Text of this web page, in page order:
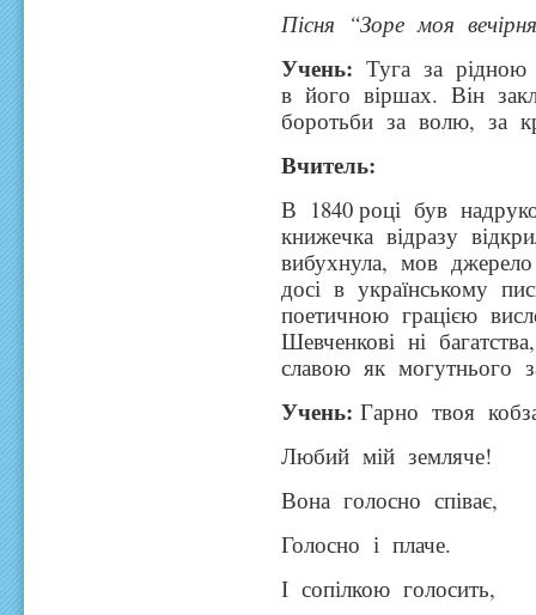
Пісня “Зоре моя
Учень: Туга за
в його віршах. Він
боротьби за волю, за
Вчитель:
В 1840 році був
книжечка відразу
вибухнула, мов
досі в українському
поетичною грацією
Шевченкові ні
славою як могутнього
Учень: Гарно твоя
Любий мій земляче!
Вона голосно співає,
Голосно і плаче.
І сопілкою голосить,